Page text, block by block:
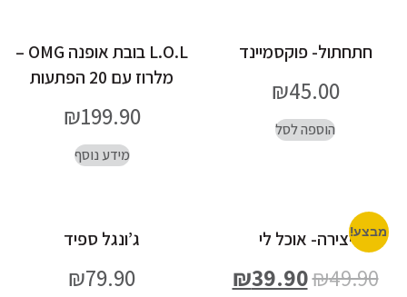
חתחתול- פוקסמיינד
₪45.00
הוספה לסל
L.O.L בובת אופנה OMG –
מלרוז עם 20 הפתעות
₪199.90
מידע נוסף
מבצע!יצירה- אוכל לי
₪49.90
₪39.90
ג’ונגל ספיד
₪79.90